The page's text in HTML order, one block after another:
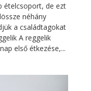
ételcsoport, de ezt
néhány
a családtagokat
A reggelik
első étkezése,...